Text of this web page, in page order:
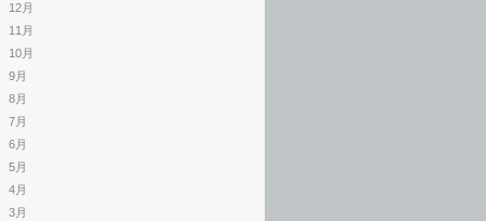
12月
11月
10月
9月
8月
7月
6月
5月
4月
3月